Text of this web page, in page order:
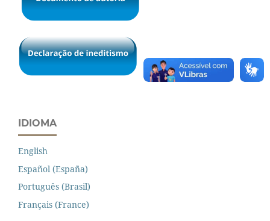
IDIOMA
English
Español (España)
Português (Brasil)
Français (France)